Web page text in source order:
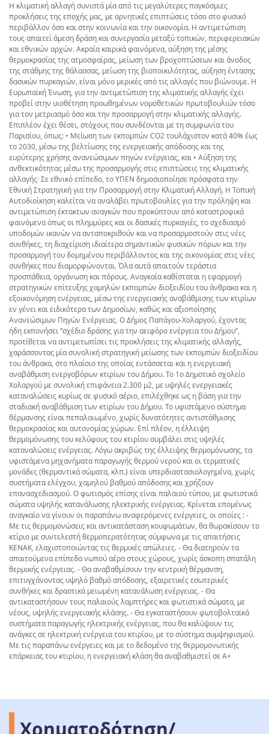
Η κλιματική αλλαγή συνιστά μία από τις μεγαλύτερες παγκόσμιες
προκλήσεις της εποχής μας, με αρνητικές επιπτώσεις τόσο στο φυσικό
περιβάλλον όσο και στην κοινωνία και την οικονομία. Η αντιμετώπιση
τους απαιτεί άμεση δράση και συνεργασία μεταξύ τοπικών, περιφερειακών
και εθνικών αρχών. Ακραία καιρικά φαινόμενα, αύξηση της μέσης
θερμοκρασίας της ατμοσφαίρας, μείωση των βροχοπτώσεων και άνοδος
της στάθμης της θάλασσας, μείωση της βιοποικιλότητας, αύξηση έντασης
δασικών πυρκαγιών, είναι μόνο μερικές από τις αλλαγές που βιώνουμε. Η
Ευρωπαϊκή Ένωση, για την αντιμετώπιση της κλιματικής αλλαγής έχει
προβεί στην υιοθέτηση προωθημένων νομοθετικών πρωτοβουλιών τόσο
για τον μετριασμό όσο και την προσαρμογή στην κλιματικής αλλαγής.
Επιπλέον έχει θέσει, στόχους που συνδέονται με τη συμφωνία του
Παρισίου, όπως: • Μείωση των εκπομπών CO2 τουλάχιστον κατά 40% έως
το 2030, μέσω της βελτίωσης της ενεργειακής απόδοσης και της
ευρύτερης χρήσης ανανεώσιμων πηγών ενέργειας, και • Αύξηση της
ανθεκτικότητας μέσω της προσαρμογής στις επιπτώσεις της κλιματικής
αλλαγής· Σε εθνικό επίπεδο, το ΥΠΕΝ δημοσιοποίησε πρόσφατα την
Εθνική Στρατηγική για την Προσαρμογή στην Κλιματική Αλλαγή. Η Τοπική
Αυτοδιοίκηση καλείται να αναλάβει πρωτοβουλίες για την πρόληψη και
αντιμετώπιση έκτακτων αναγκών που προκύπτουν από καταστροφικά
φαινόμενα όπως οι πλημμύρες και οι δασικές πυρκαγιές, το σχεδιασμό
υποδομών ικανών να ανταποκριθούν και να προσαρμοστούν στις νέες
συνθήκες, τη διαχείριση ιδιαίτερα σημαντικών φυσικών πόρων και την
προσαρμογή του δομημένου περιβάλλοντος και της οικονομίας στις νέες
συνθήκες που διαμορφώνονται. Όλα αυτά απαιτούν τεράστια
προσπάθεια, οργάνωση και πόρους. Αναγκαία καθίσταται η εφαρμογή
στρατηγικών επίτευξης χαμηλών εκπομπών διοξειδίου του άνθρακα και η
εξοικονόμηση ενέργειας, μέσω της ενεργειακής αναβάθμισης των κτιρίων
εν γένει και ειδικότερα των Δημοσίων, καθώς και αξιοποίησης
Ανανεώσιμων Πηγών Ενέργειας. Ο Δήμος Παπάγου-Χολαργού, έχοντας
ήδη εκπονήσει ‘’σχέδιο δράσης για την αειφόρο ενέργεια του Δήμου’’,
προτίθεται να αντιμετωπίσει τις προκλήσεις της κλιματικής αλλαγής,
χαράσσοντας μία συνολική στρατηγική μείωσης των εκπομπών διοξειδίου
του άνθρακα, στο πλαίσιο της οποίας εντάσσεται και η ενεργειακή
αναβάθμιση ενεργοβόρων κτιρίων του Δήμου. Το 1ο Δημοτικό σχολείο
Χολαργού με συνολική επιφάνεια 2.300 μ2, με υψηλές ενεργειακές
καταναλώσεις κυρίως σε φυσικό αέριο, επιλέχθηκε ως η βάση για την
σταδιακή αναβάθμιση των κτιρίων του Δήμου. Το υφιστάμενο σύστημα
θέρμανσης είναι πεπαλαιωμένο, χωρίς δυνατότητες αντιστάθμισης
θερμοκρασίας και αυτονομίας χώρων. Επί πλέον, η έλλειψη
θερμομόνωσης του κελύφους του κτιρίου συμβάλει στις υψηλές
καταναλώσεις ενέργειας. Λόγω ακριβώς της έλλειψης θερμομόνωσης, τα
υφιστάμενα μηχανήματα παραγωγής θερμού νερού και οι τερματικές
μονάδες (θερμαντικά σώματα, κλπ.) είναι υπερδιαστασιολογημένα, χωρίς
συστήματα ελέγχου, χαμηλού βαθμού απόδοσης και χρήζουν
επανασχεδιασμού. Ο φωτισμός επίσης είναι παλαιού τύπου, με φωτιστικά
σώματα υψηλής κατανάλωσης ηλεκτρικής ενέργειας. Κρίνεται επομένως
αναγκαίο να γίνουν οι παραπάνω αναφερόμενες ενέργειες, οι οποίες : -
Με τις θερμομονώσεις και αντικατάσταση κουφωμάτων, θα θωρακίσουν το
κτίριο με συντελεστή θερμοπερατότητας σύμφωνα με τις απαιτήσεις
ΚΕΝΑΚ, ελαχιστοποιώντας τις θερμικές απώλειες. - Θα διατηρούν τα
απαιτούμενα επίπεδα νωπού αέρα στους χώρους, χωρίς άσκοπη σπατάλη
θερμικής ενέργειας. - Θα αναβαθμίσουν την κεντρική θέρμανση,
επιτυγχάνοντας υψηλό βαθμό απόδοσης, εξαιρετικές εσωτερικές
συνθήκες και δραστικά μειωμένη κατανάλωση ενέργειας. - Θα
αντικαταστήσουν τους παλαιούς λαμπτήρες και φωτιστικά σώματα, με
νέους, υψηλής ενεργειακής κλάσης. - Θα εγκαταστήσουν φωτοβολταϊκά
συστήματα παραγωγής ηλεκτρικής ενέργειας, που θα καλύψουν τις
ανάγκες σε ηλεκτρική ενέργεια του κτιρίου, με το σύστημα συμψηφισμού.
Με τις παραπάνω ενέργειες και με το δεδομένο της θερμομονωτικής
επάρκειας του κτιρίου, η ενεργειακή κλάση θα αναβαθμιστεί σε Α+
Χρηματοδότηση/